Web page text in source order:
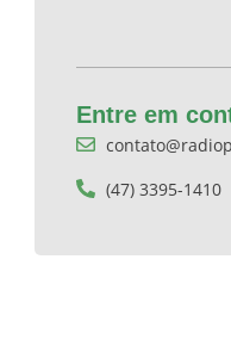
Entre em
(47) 3395-1410